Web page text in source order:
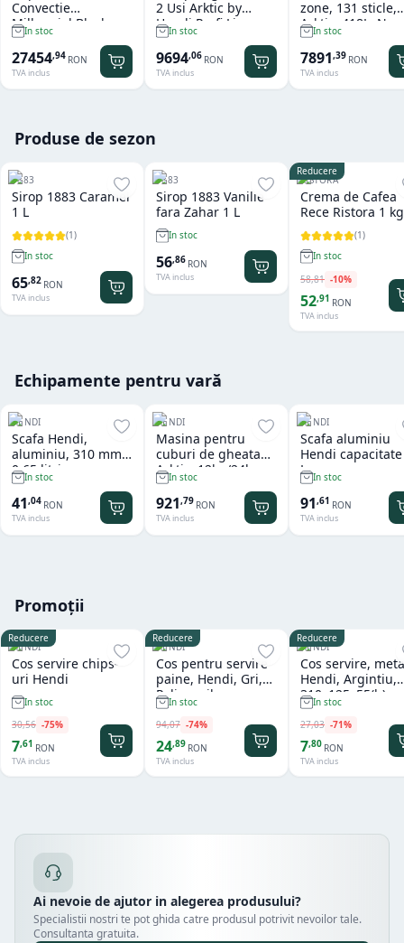
Convectie
Millennial Black
Mask Gastro 11 tavi
x GN 1/1 Tecnoeka
In stoc
27454,94 RON
TVA inclus
2 Usi Arktic by
Hendi Profi Line
Seria 800 - 1.240 L
In stoc
9694,06 RON
TVA inclus
zone, 131 sticle,
Arktic, 418L,
In stoc
7891,39 RON
TVA inclus
Produse de sezon
1883
Sirop 1883 Caramel
1 L
(1)
In stoc
65,82 RON
TVA inclus
1883
Sirop 1883 Vanilie
fara Zahar 1 L
In stoc
56,86 RON
TVA inclus
Reducere
RISTORA
Crema de Cafea
Rece Ristora 1 kg
(1)
In stoc
58,81 -10%
52,91 RON
TVA inclus
Echipamente pentru vară
HENDI
Scafa Hendi,
aluminiu, 310 mm,
0.65 litri
In stoc
41,04 RON
TVA inclus
HENDI
Masina pentru
cuburi de gheata
Arktic, 12kg/24h
In stoc
921,79 RON
TVA inclus
HENDI
Scafa aluminiu
Hendi
L In stoc
91,61 RON
TVA inclus
Promoții
Reducere
HENDI
Cos servire chips-
uri Hendi
In stoc
30,56 -75%
7,61 RON
TVA inclus
Reducere
HENDI
Cos pentru servire
paine, Hendi, Gri,
Polipropilena,
design impletit tip
ratan, ø370x(h)120
mm
In stoc
94,07 -74%
24,89 RON
TVA inclus
Reducere
HENDI
Cos servire,
Hendi, Argintiu,
In stoc
27,03 -71%
7,80 RON
TVA inclus
Ai nevoie de ajutor in alegerea produsului?
Specialistii nostri te pot ghida catre produsul potrivit nevoilor tale.
Consultanta gratuita.